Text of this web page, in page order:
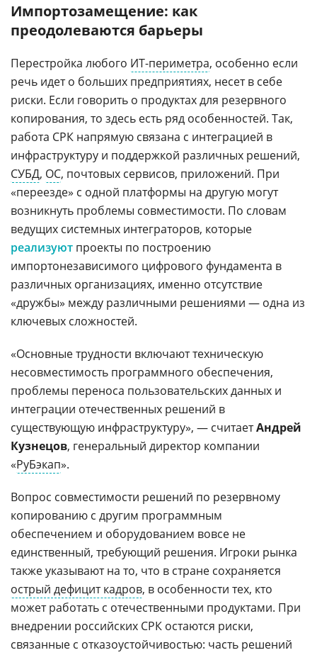
Импортозамещение: как
преодолеваются барьеры
Перестройка любого ИТ-периметра, особенно если
речь идет о больших предприятиях, несет в себе
риски. Если говорить о продуктах для резервного
копирования, то здесь есть ряд особенностей. Так,
работа СРК напрямую связана с интеграцией в
инфраструктуру и поддержкой различных решений,
СУБД, ОС, почтовых сервисов, приложений. При
«переезде» с одной платформы на другую могут
возникнуть проблемы совместимости. По словам
ведущих системных интеграторов, которые
реализуют проекты по построению
импортонезависимого цифрового фундамента в
различных организациях, именно отсутствие
«дружбы» между различными решениями — одна из
ключевых сложностей.
«Основные трудности включают техническую
несовместимость программного обеспечения,
проблемы переноса пользовательских данных и
интеграции отечественных решений в
существующую инфраструктуру», — считаетАндрей
Кузнецов, генеральный директор компании
«РуБэкап».
Вопрос совместимости решений по резервному
копированию с другим программным
обеспечением и оборудованием вовсе не
единственный, требующий решения. Игроки рынка
также указывают на то, что в стране сохраняется
острый дефицит кадров, в особенности тех, кто
может работать с отечественными продуктами. При
внедрении российских СРК остаются риски,
связанные с отказоустойчивостью: часть решений